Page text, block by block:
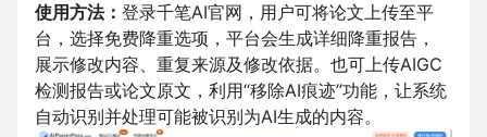
使用方法： 登录千笔AI官网， 用户可将论文上传至平
台，选择免费降重选项，平台会生成详细降重报告，
展示修改内容、重复来源及修改依据。也可上传AIGC
检测报告或论文原文，利用“移除AI痕迹”功能，让系统
自动识别并处理可能被识别为AI生成的内容。